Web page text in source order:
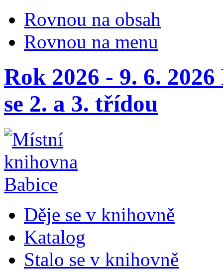
Rovnou na obsah
Rovnou na menu
Rok 2026 - 9. 6.
se 2. a 3. třídou
Děje se v knihovně
Katalog
Stalo se v knihovně